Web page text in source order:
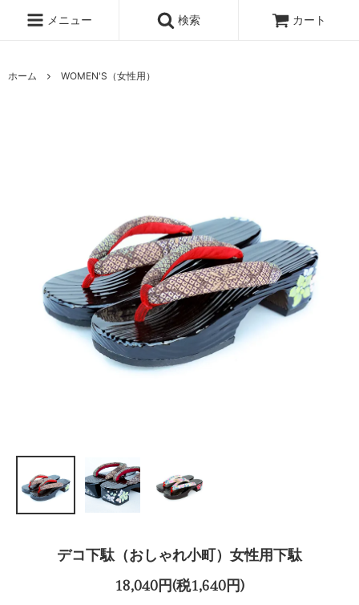
メニュー 検索 カート
ホーム WOMEN'S（女性用）
デコ下駄（おしゃれ小町）女性用下駄
18,040円(税1,640円)